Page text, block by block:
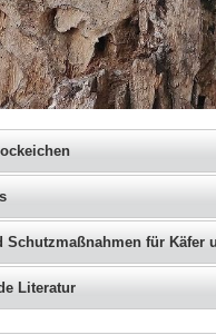
Schutzmaßnahmen für Käfer
Literatur